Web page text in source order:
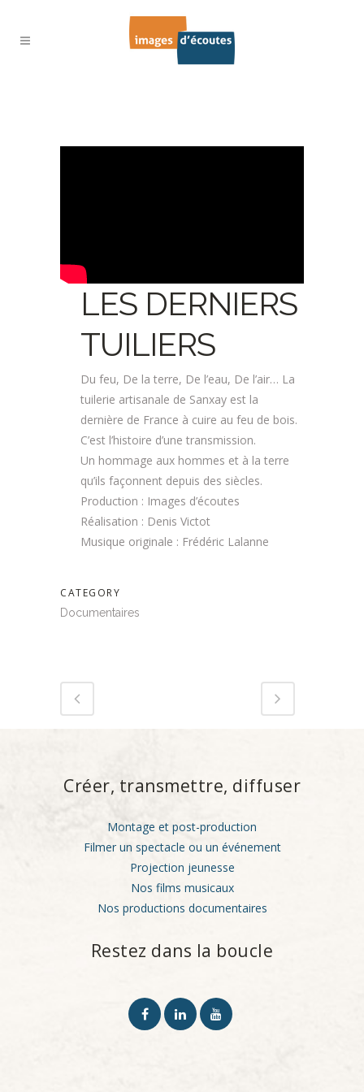
LES DERNIERS
TUILIERS
Du feu, De la terre, De l’eau, De l’air… La
tuilerie artisanale de Sanxay est la
dernière de France à cuire au feu de bois.
C’est l’histoire d’une transmission.
Un hommage aux hommes et à la terre
qu’ils façonnent depuis des siècles.
Production : Images d’écoutes
Réalisation : Denis Victot
Musique originale : Frédéric Lalanne
CATEGORY
Documentaires
Créer, transmettre, diffuser
Montage et post-production
Filmer un spectacle ou un événement
Projection jeunesse
Nos films musicaux
Nos productions documentaires
Restez dans la boucle